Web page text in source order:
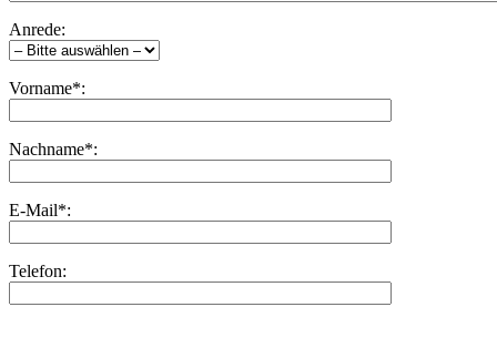
Anrede:
Vorname*:
Nachname*:
E-Mail*:
Telefon: